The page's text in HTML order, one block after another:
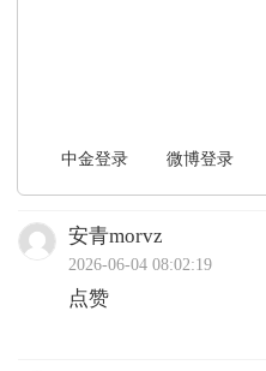
中金登录 微博登录
安青morvz
2026-06-04 08:02:19
点赞